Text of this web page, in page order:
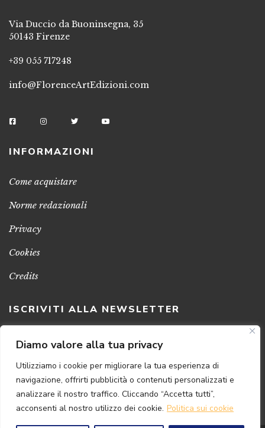
Diamo valore alla tua privacy
Utilizziamo i cookie per migliorare la tua esperienza di
navigazione, offrirti pubblicità o contenuti personalizzati e
analizzare il nostro traffico. Cliccando “Accetta tutti”,
acconsenti al nostro utilizzo dei cookie. Politica sui cookie
Via Duccio da Buoninsegna, 35
50143 Firenze
+39 055 717248
info@FlorenceArtEdizioni.com
INFORMAZIONI
Come acquistare
Norme redazionali
Privacy
Cookies
Credits
ISCRIVITI ALLA NEWSLETTER
Clicca sul pulsante per ricevere le nostre ultime novità,
notizie e promozioni
ISCRIVITI ADESSO